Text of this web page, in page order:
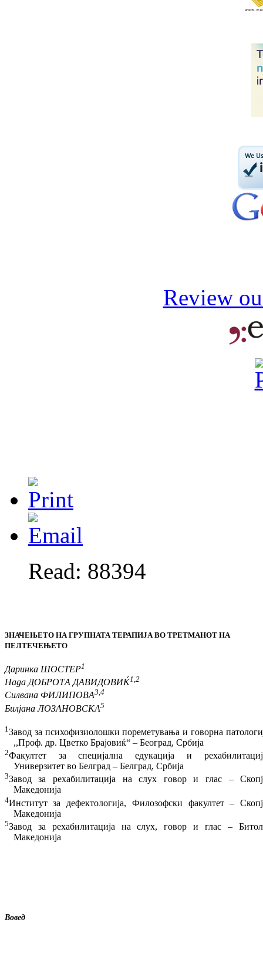
Review
Read: 88394
ЗНАЧЕЊЕТО НА ГРУПНАТА ТЕРАПИЈА ВО ТРЕТМАНОТ НА
ПЕЛТЕЧЕЊЕТО
Даринка ШОСТЕР1
Нада ДОБРОТА ДАВИДОВИЌ1,2
Силвана ФИЛИПОВА3,4
Билјана ЛОЗАНОВСКА5
1 Завод за психофизиолошки пореметувања и го­ворна
,,Проф. др. Цветко Брајо­виќ“ – Београд, Србија
2Факултет за специјална едукација и
Универзитет во Белград – Белград, Ср­бија
3Завод за рехабилитација на слух говор и глас –
Македонија
4Институт за дефектологија, Филозофски фа­култет –
Македонија
5Завод за рехабилитација на слух, говор и глас –
Македонија
Вовед